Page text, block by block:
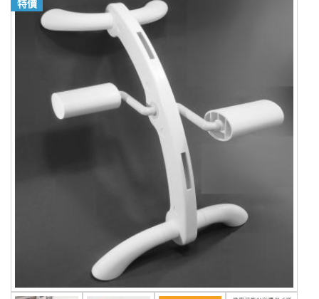
特價